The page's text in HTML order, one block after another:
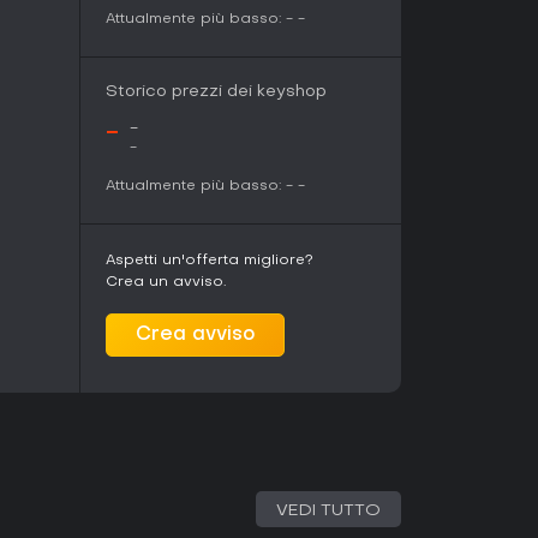
al lancio.Attualmente più basso: - -
Storico prezzi dei keyshop
- -
-
Attualmente più basso: - -
Aspetti un'offerta migliore?
Crea un avviso.
Crea avviso
VEDI TUTTO